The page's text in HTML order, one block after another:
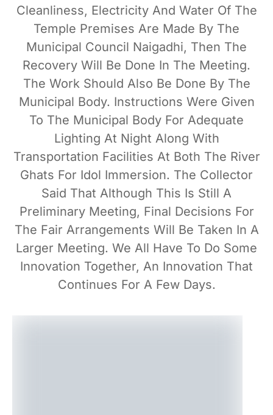
Cleanliness, Electricity And Water Of The
Temple Premises Are Made By The
Municipal Council Naigadhi, Then The
Recovery Will Be Done In The Meeting.
The Work Should Also Be Done By The
Municipal Body. Instructions Were Given
To The Municipal Body For Adequate
Lighting At Night Along With
Transportation Facilities At Both The River
Ghats For Idol Immersion. The Collector
Said That Although This Is Still A
Preliminary Meeting, Final Decisions For
The Fair Arrangements Will Be Taken In A
Larger Meeting. We All Have To Do Some
Innovation Together, An Innovation That
Continues For A Few Days.